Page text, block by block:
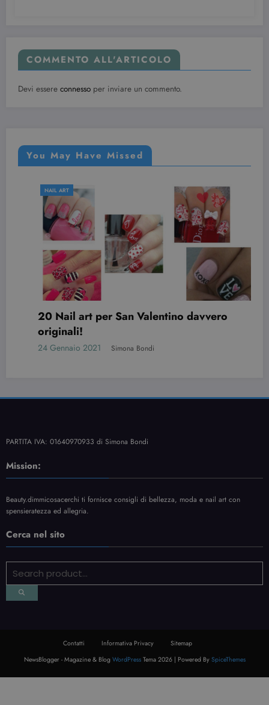
COMMENTO ALL'ARTICOLO
Devi essere connesso per inviare un commento.
You May Have Missed
NAIL ART
20 Nail art per San Valentino davvero
originali!
24 Gennaio 2021 Simona Bondi
PARTITA IVA: 01640970933 di Simona Bondi
Mission:
Beauty.dimmicosacerchi ti fornisce consigli di bellezza, moda e nail art con
spensieratezza ed allegria.
Cerca nel sito
Contatti Informativa Privacy
Sitemap
NewsBlogger - Magazine & Blog WordPressTema 2026 | Powered By SpiceThemes